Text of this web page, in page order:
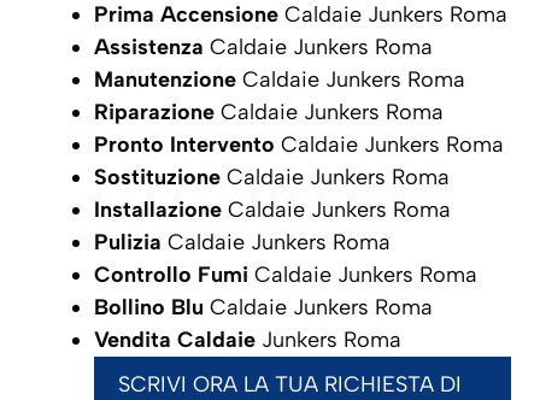
Prima Accensione Caldaie Junkers Roma
Assistenza Caldaie Junkers Roma
Manutenzione Caldaie Junkers Roma
Riparazione Caldaie Junkers Roma
Pronto Intervento Caldaie Junkers Roma
Sostituzione Caldaie Junkers Roma
Installazione Caldaie Junkers Roma
Pulizia Caldaie Junkers Roma
Controllo Fumi Caldaie Junkers Roma
Bollino Blu Caldaie Junkers Roma
Vendita Caldaie Junkers Roma
SCRIVI ORA LA TUA RICHIESTA DI